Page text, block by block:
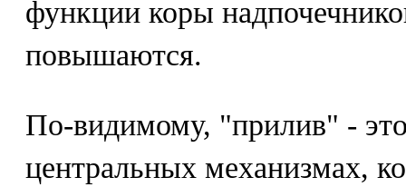
функции коры
повышаются.
По-видимому, "прилив" -
центральных механизмах,